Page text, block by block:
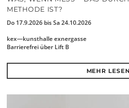
METHODE IST?
Do 17.9.2026 bis Sa 24.10.2026
kex—kunsthalle exnergasse
Barrierefrei über Lift B
MEHR LESEN